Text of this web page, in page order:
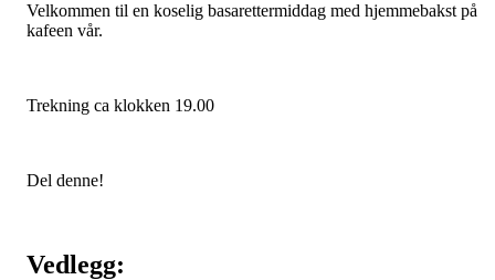
Velkommen til en koselig basarettermiddag med hjemmebakst på
kafeen vår.
Trekning ca klokken 19.00
Del denne!
Vedlegg: